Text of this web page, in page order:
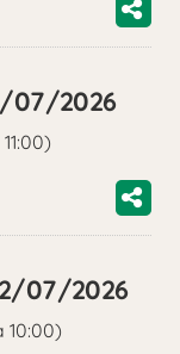
07/2026
07/2026
10:00)